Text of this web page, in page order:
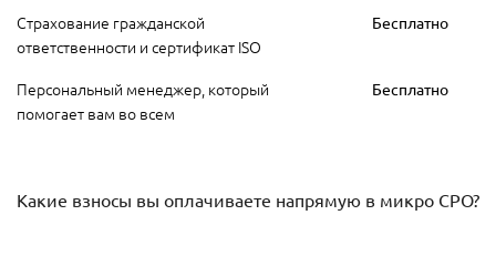
Страхование гражданской
ответственности и сертификат ISO
Бесплатно
Персональный менеджер, который
помогает вам во всем
Бесплатно
Какие взносы вы оплачиваете напрямую в микро СРО?